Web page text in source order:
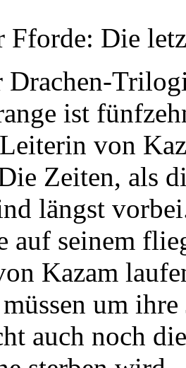
Fforde: Die
ist
von
Zeiten, als
längst
auf seinem
Kazam
um
auch noch